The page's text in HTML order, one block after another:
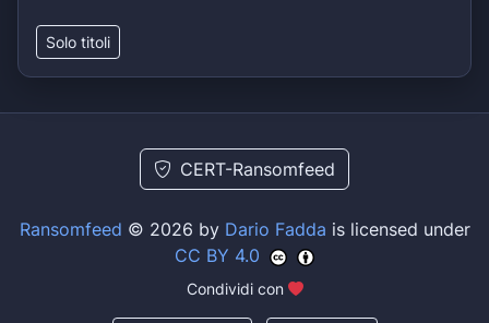
Solo titoli
CERT-Ransomfeed
Ransomfeed © 2026 by Dario Fadda is licensed under
CC BY 4.0
Condividi con